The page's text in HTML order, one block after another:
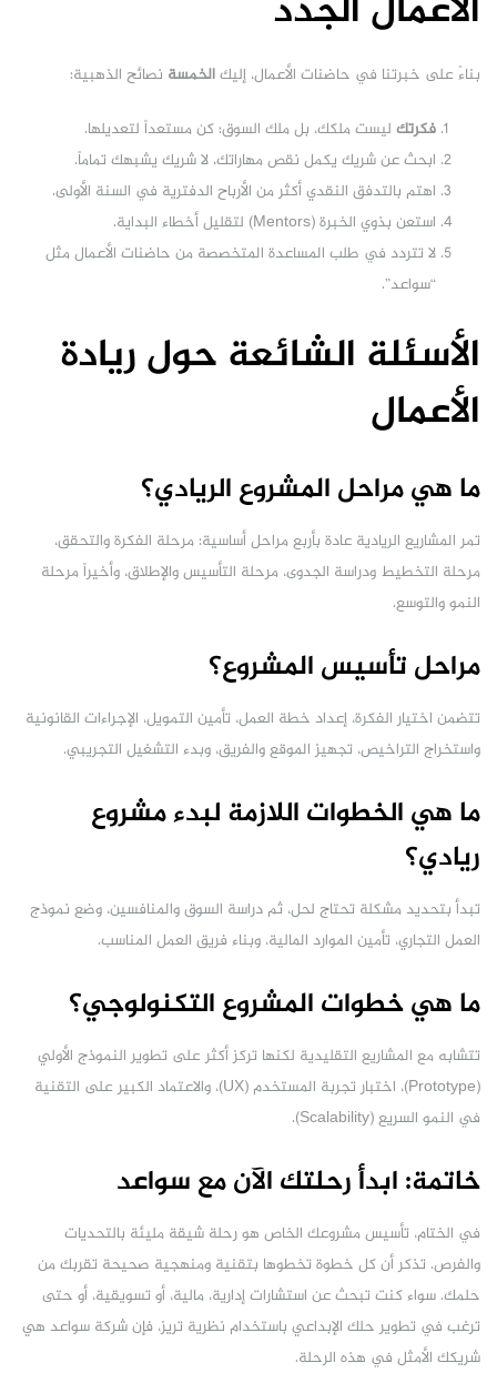
بناءً على خبرتنا في حاضنات الأعمال، إليكالخمسة نصائح الذهبية:
فكرتك ليست ملكك، بل ملك السوق؛ كن مستعداً لتعديلها.
ابحث عن شريك يكمل نقص مهاراتك، لا شريك يشبهك تماماً.
اهتم بالتدفق النقدي أكثر من الأرباح الدفترية في السنة الأولى.
استعن بذوي الخبرة (Mentors) لتقليل أخطاء البداية.
لا تتردد في طلب المساعدة المتخصصة من حاضنات الأعمال مثل
“سواعد”.
الأسئلة الشائعة حول ريادة
الأعمال
ما هي مراحل المشروع الريادي؟
تمر المشاريع الريادية عادة بأربع مراحل أساسية: مرحلة الفكرة والتحقق،
مرحلة التخطيط ودراسة الجدوى، مرحلة التأسيس والإطلاق، وأخيراً مرحلة
النمو والتوسع.
مراحل تأسيس المشروع؟
تتضمن اختيار الفكرة، إعداد خطة العمل، تأمين التمويل، الإجراءات القانونية
واستخراج التراخيص، تجهيز الموقع والفريق، وبدء التشغيل التجريبي.
ما هي الخطوات اللازمة لبدء مشروع
ريادي؟
تبدأ بتحديد مشكلة تحتاج لحل، ثم دراسة السوق والمنافسين، وضع نموذج
العمل التجاري، تأمين الموارد المالية، وبناء فريق العمل المناسب.
ما هي خطوات المشروع التكنولوجي؟
تتشابه مع المشاريع التقليدية لكنها تركز أكثر على تطوير النموذج الأولي
(Prototype)، اختبار تجربة المستخدم (UX)، والاعتماد الكبير على التقنية
في النمو السريع (Scalability).
خاتمة: ابدأ رحلتك الآن مع سواعد
في الختام، تأسيس مشروعك الخاص هو رحلة شيقة مليئة بالتحديات
والفرص. تذكر أن كل خطوة تخطوها بتقنية ومنهجية صحيحة تقربك من
حلمك. سواء كنت تبحث عن استشارات إدارية، مالية، أو تسويقية، أو حتى
ترغب في تطوير حلك الإبداعي باستخدام نظرية تريز، فإن شركة سواعد هي
شريكك الأمثل في هذه الرحلة.